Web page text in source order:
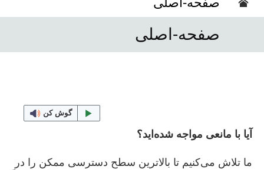
صفحه-اصلی
گوش کن
آیا با مانعی مواجه شده‌اید؟
ما تلاش می‌کنیم تا بالاترین سطح دسترسی ممکن را در